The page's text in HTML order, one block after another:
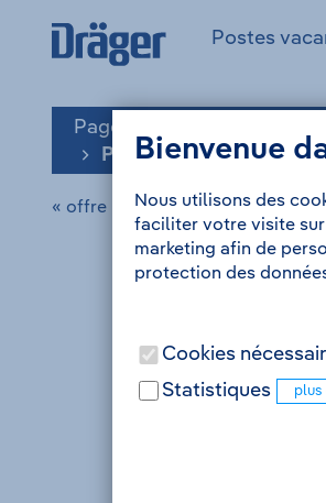
contenu
Drägerwerk
AG
Co.
KGaA
À
la
Postes
Page d'accueil
Praktikum in der
Bienvenue
Nous utilisons des
faciliter votre visite
marketing afin de
protection des
Cookies
Statistiques
« offre précédente